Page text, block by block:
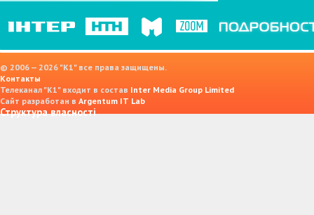
© 2006 — 2026 "K1" все права защищены.
Контакты
Телеканал "К1" входит в состав Inter Media Group Limited
Сайт разработан в Argentum IT Lab
Структура власності